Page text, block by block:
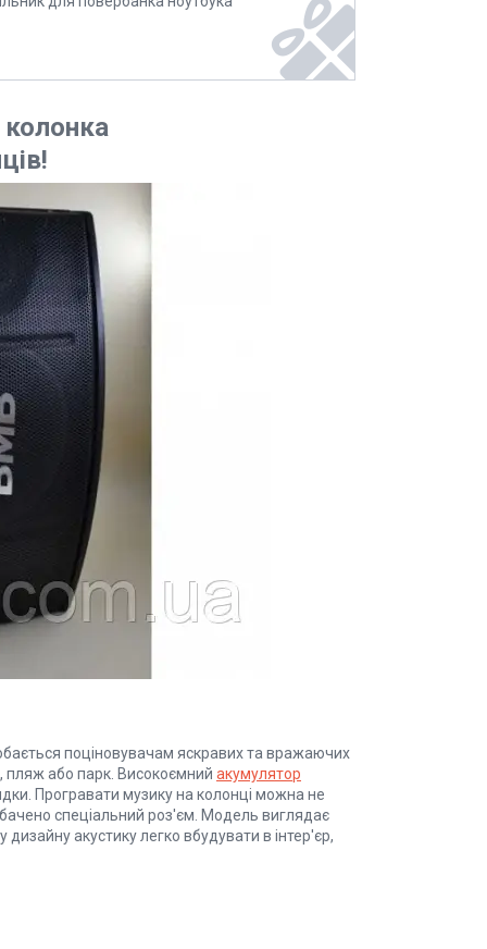
поціновувачам яскравих та вражаючих
пляж або парк. Високоємний акумулятор
Програвати музику на колонці можна не
спеціальний роз'єм. Модель виглядає
акустику легко вбудувати в інтер'єр,